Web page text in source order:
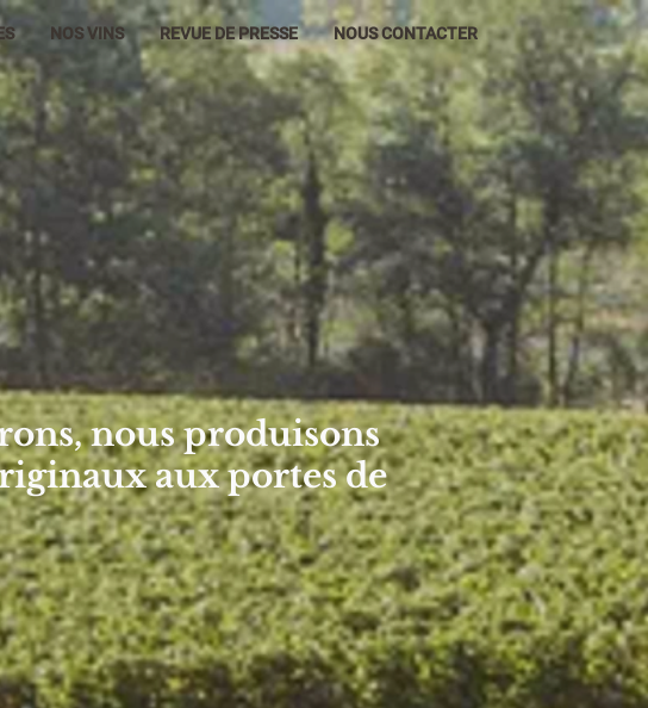
NOS VINS REVUE DE PRESSE NOUS CONTACTER
nous produisons
aux portes de